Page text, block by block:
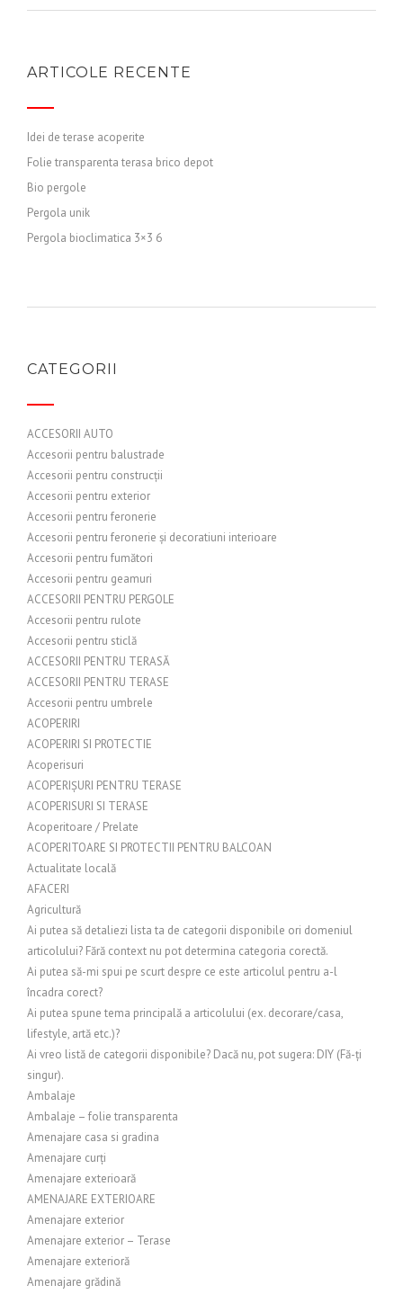
ARTICOLE RECENTE
Idei de terase acoperite
Folie transparenta terasa brico depot
Bio pergole
Pergola unik
Pergola bioclimatica 3×3 6
CATEGORII
ACCESORII AUTO
Accesorii pentru balustrade
Accesorii pentru construcții
Accesorii pentru exterior
Accesorii pentru feronerie
Accesorii pentru feronerie și decoratiuni interioare
Accesorii pentru fumători
Accesorii pentru geamuri
ACCESORII PENTRU PERGOLE
Accesorii pentru rulote
Accesorii pentru sticlă
ACCESORII PENTRU TERASĂ
ACCESORII PENTRU TERASE
Accesorii pentru umbrele
ACOPERIRI
ACOPERIRI SI PROTECTIE
Acoperisuri
ACOPERIȘURI PENTRU TERASE
ACOPERISURI SI TERASE
Acoperitoare / Prelate
ACOPERITOARE SI PROTECTII PENTRU BALCOAN
Actualitate locală
AFACERI
Agricultură
Ai putea să detaliezi lista ta de categorii disponibile ori domeniul
articolului? Fără context nu pot determina categoria corectă.
Ai putea să-mi spui pe scurt despre ce este articolul pentru a-l
încadra corect?
Ai putea spune tema principală a articolului (ex. decorare/casa,
lifestyle, artă etc.)?
Ai vreo listă de categorii disponibile? Dacă nu, pot sugera: DIY (Fă-ți
singur).
Ambalaje
Ambalaje – folie transparenta
Amenajare casa si gradina
Amenajare curți
Amenajare exterioară
AMENAJARE EXTERIOARE
Amenajare exterior
Amenajare exterior – Terase
Amenajare exterioră
Amenajare grădină